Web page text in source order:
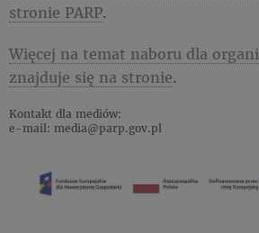
stronie PARP.
Więcej na temat naboru dla
znajduje się na stronie.
Kontakt dla mediów:
e-mail: media@parp.gov.pl